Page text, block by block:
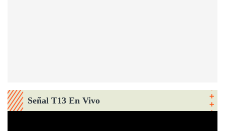
Señal T13 En Vivo